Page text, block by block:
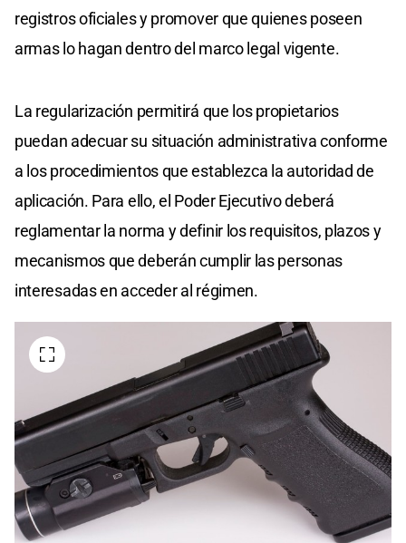
registros oficiales y promover que quienes poseen
armas lo hagan dentro del marco legal vigente.
La regularización permitirá que los propietarios
puedan adecuar su situación administrativa conforme
a los procedimientos que establezca la autoridad de
aplicación. Para ello, el Poder Ejecutivo deberá
reglamentar la norma y definir los requisitos, plazos y
mecanismos que deberán cumplir las personas
interesadas en acceder al régimen.